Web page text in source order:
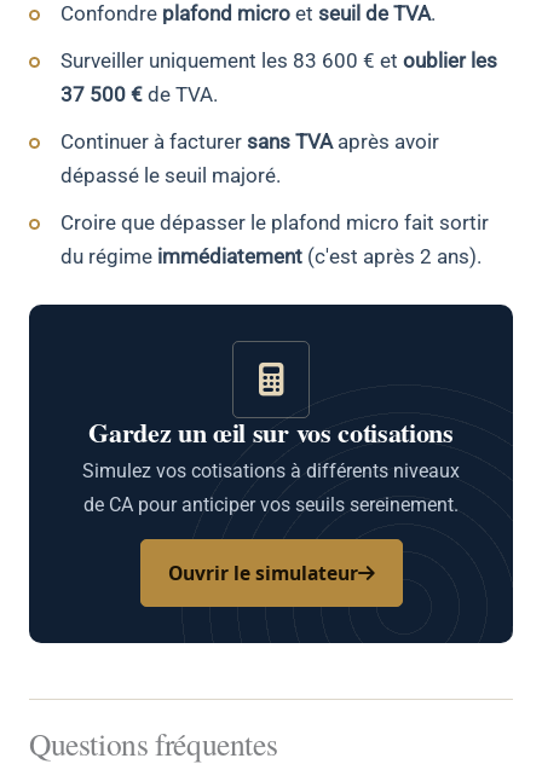
Confondre plafond micro et seuil de TVA.
Surveiller uniquement les 83 600 € et oublier les
37 500 € de TVA.
Continuer à facturer sans TVAaprès avoir
dépassé le seuil majoré.
Croire que dépasser le plafond micro fait sortir
du régime immédiatement (c'est après 2 ans).
Gardez un œil sur vos cotisations
Simulez vos cotisations à différents niveaux
de CA pour anticiper vos seuils sereinement.
Ouvrir le simulateur
Questions fréquentes